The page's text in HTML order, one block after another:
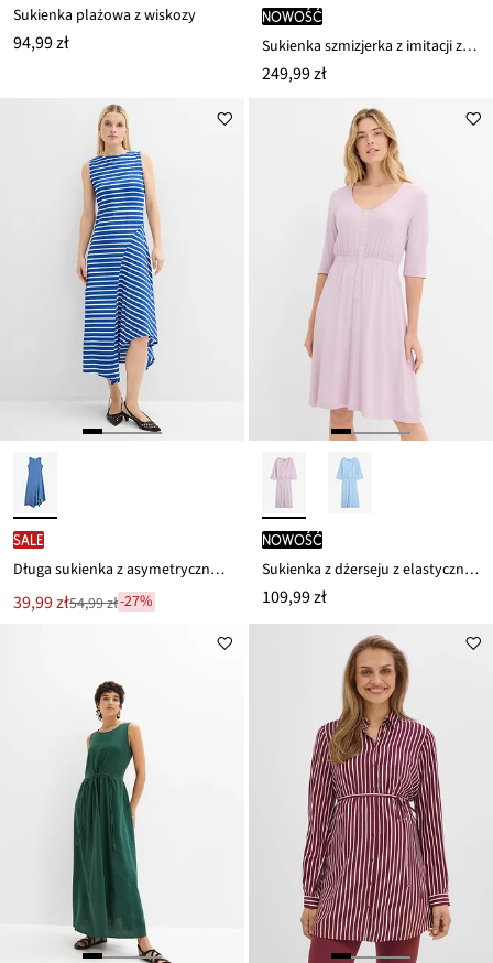
Sukienka plażowa z wiskozy
94,99 zł
nowość
Sukienka szmizjerka z imitacji zamszu
249,99 zł
SALE
Długa sukienka z asymetrycznym dołem
Nowa
cena
39,99 zł
Przeceniono
54,99 zł-27%
nowość
Sukienka z dżerseju z elastycznej mieszanki wiskozy
109,99 zł